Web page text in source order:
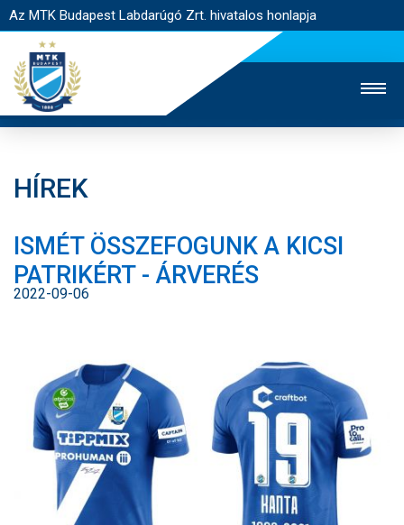
Az MTK Budapest Labdarúgó Zrt. hivatalos honlapja
JEGYÉRTÉKESÍTÉS
WEBSHOP
STADION
EGYESÜLET
KAPCSOLAT
CSAPATOK
MÉRKŐZÉSEK
HÍREK
ISMÉT ÖSSZEFOGUNK A KICSI
PATRIKÉRT - ÁRVERÉS
2022-09-06